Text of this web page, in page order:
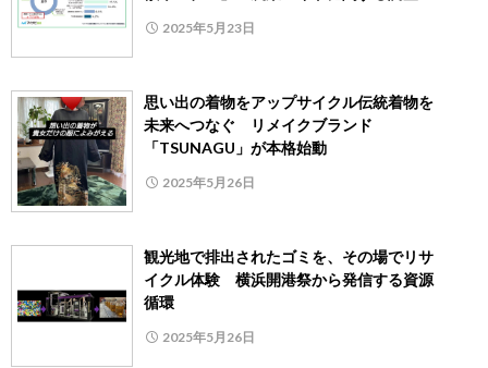
2025年5月23日
思い出の着物をアップサイクル伝統着物を
未来へつなぐ リメイクブランド
「TSUNAGU」が本格始動
2025年5月26日
観光地で排出されたゴミを、その場でリサ
イクル体験 横浜開港祭から発信する資源
循環
2025年5月26日